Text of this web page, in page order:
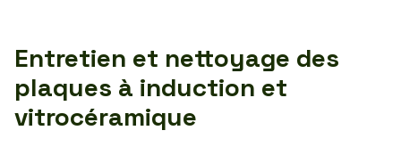
Entretien et nettoyage des
plaques à induction et
vitrocéramique